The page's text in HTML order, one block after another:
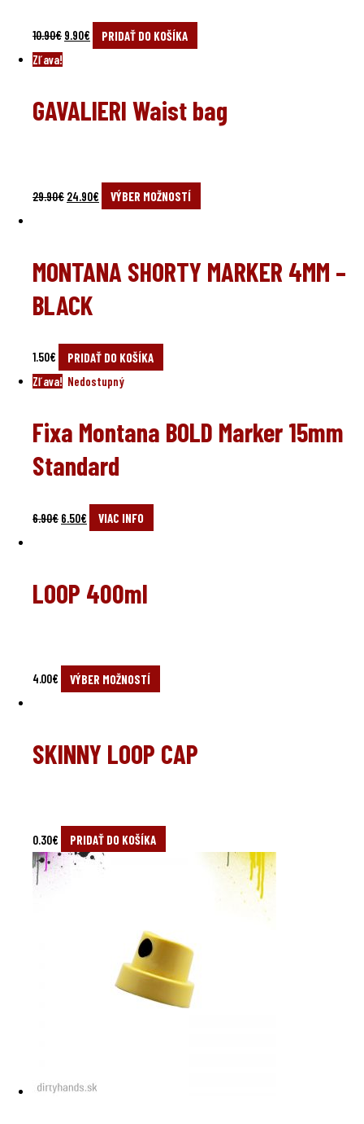
10.90€ 9.90€
PRIDAŤ DO KOŠÍKA
Zľava!
GAVALIERI Waist bag
29.90€ 24.90€ VÝBER MOŽNOSTÍ
MONTANA SHORTY MARKER 4MM –
BLACK
1.50€
PRIDAŤ DO KOŠÍKA
Zľava! Nedostupný
Fixa Montana BOLD Marker 15mm
Standard
6.90€ 6.50€ VIAC INFO
LOOP 400ml
4.00€ VÝBER MOŽNOSTÍ
SKINNY LOOP CAP
0.30€ PRIDAŤ DO KOŠÍKA